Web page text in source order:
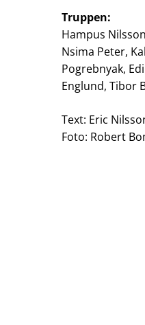
Truppen:
Hampus
Nsima Peter,
Pogrebnyak,
Englund, Tibor
Text: Eric
Foto: Robert